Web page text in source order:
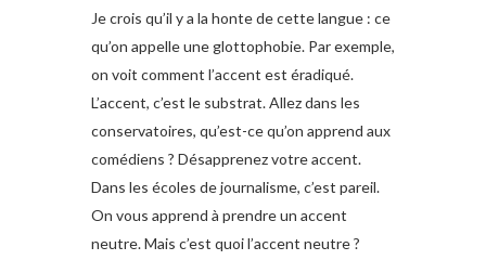
Je crois qu’il y a la honte de cette langue : ce
qu’on appelle une glottophobie. Par exemple,
on voit comment l’accent est éradiqué.
L’accent, c’est le substrat. Allez dans les
conservatoires, qu’est-ce qu’on apprend aux
comédiens ? Désapprenez votre accent.
Dans les écoles de journalisme, c’est pareil.
On vous apprend à prendre un accent
neutre. Mais c’est quoi l’accent neutre ?